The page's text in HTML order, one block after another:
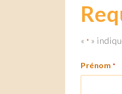
«* »
Prénom *